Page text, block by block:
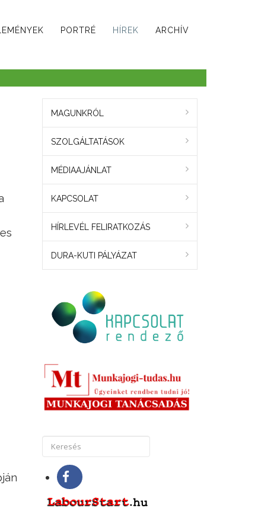
PORTRÉ HÍREK ARCHÍV
MAGUNKRÓL
SZOLGÁLTATÁSOK
MÉDIAAJÁNLAT
KAPCSOLAT
HÍRLEVÉL FELIRATKOZÁS
DURA-KUTI PÁLYÁZAT